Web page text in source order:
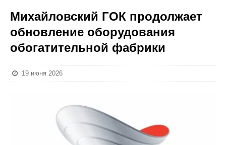
Михайловский ГОК продолжает
обновление оборудования
обогатительной фабрики
19 июня 2026